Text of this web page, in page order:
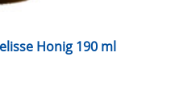
Honig 190 ml